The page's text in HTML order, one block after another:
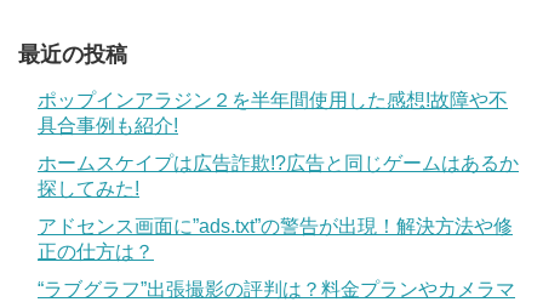
最近の投稿
ポップインアラジン２を半年間使用した感想!故障や不
具合事例も紹介!
ホームスケイプは広告詐欺!?広告と同じゲームはあるか
探してみた!
アドセンス画面に”ads.txt”の警告が出現！解決方法や修
正の仕方は？
“ラブグラフ”出張撮影の評判は？料金プランやカメラマ